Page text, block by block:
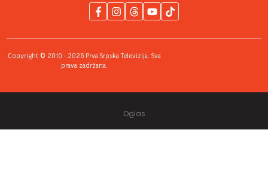
Copyright © 2010 - 2026 Prva Srpska Televizija. Sva
prava zadržana.